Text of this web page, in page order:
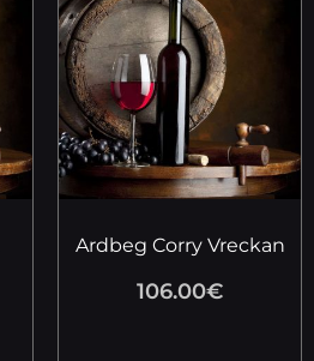
Ardbeg Corry Vreckan
106.00€